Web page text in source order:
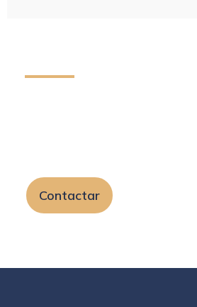
Contactar